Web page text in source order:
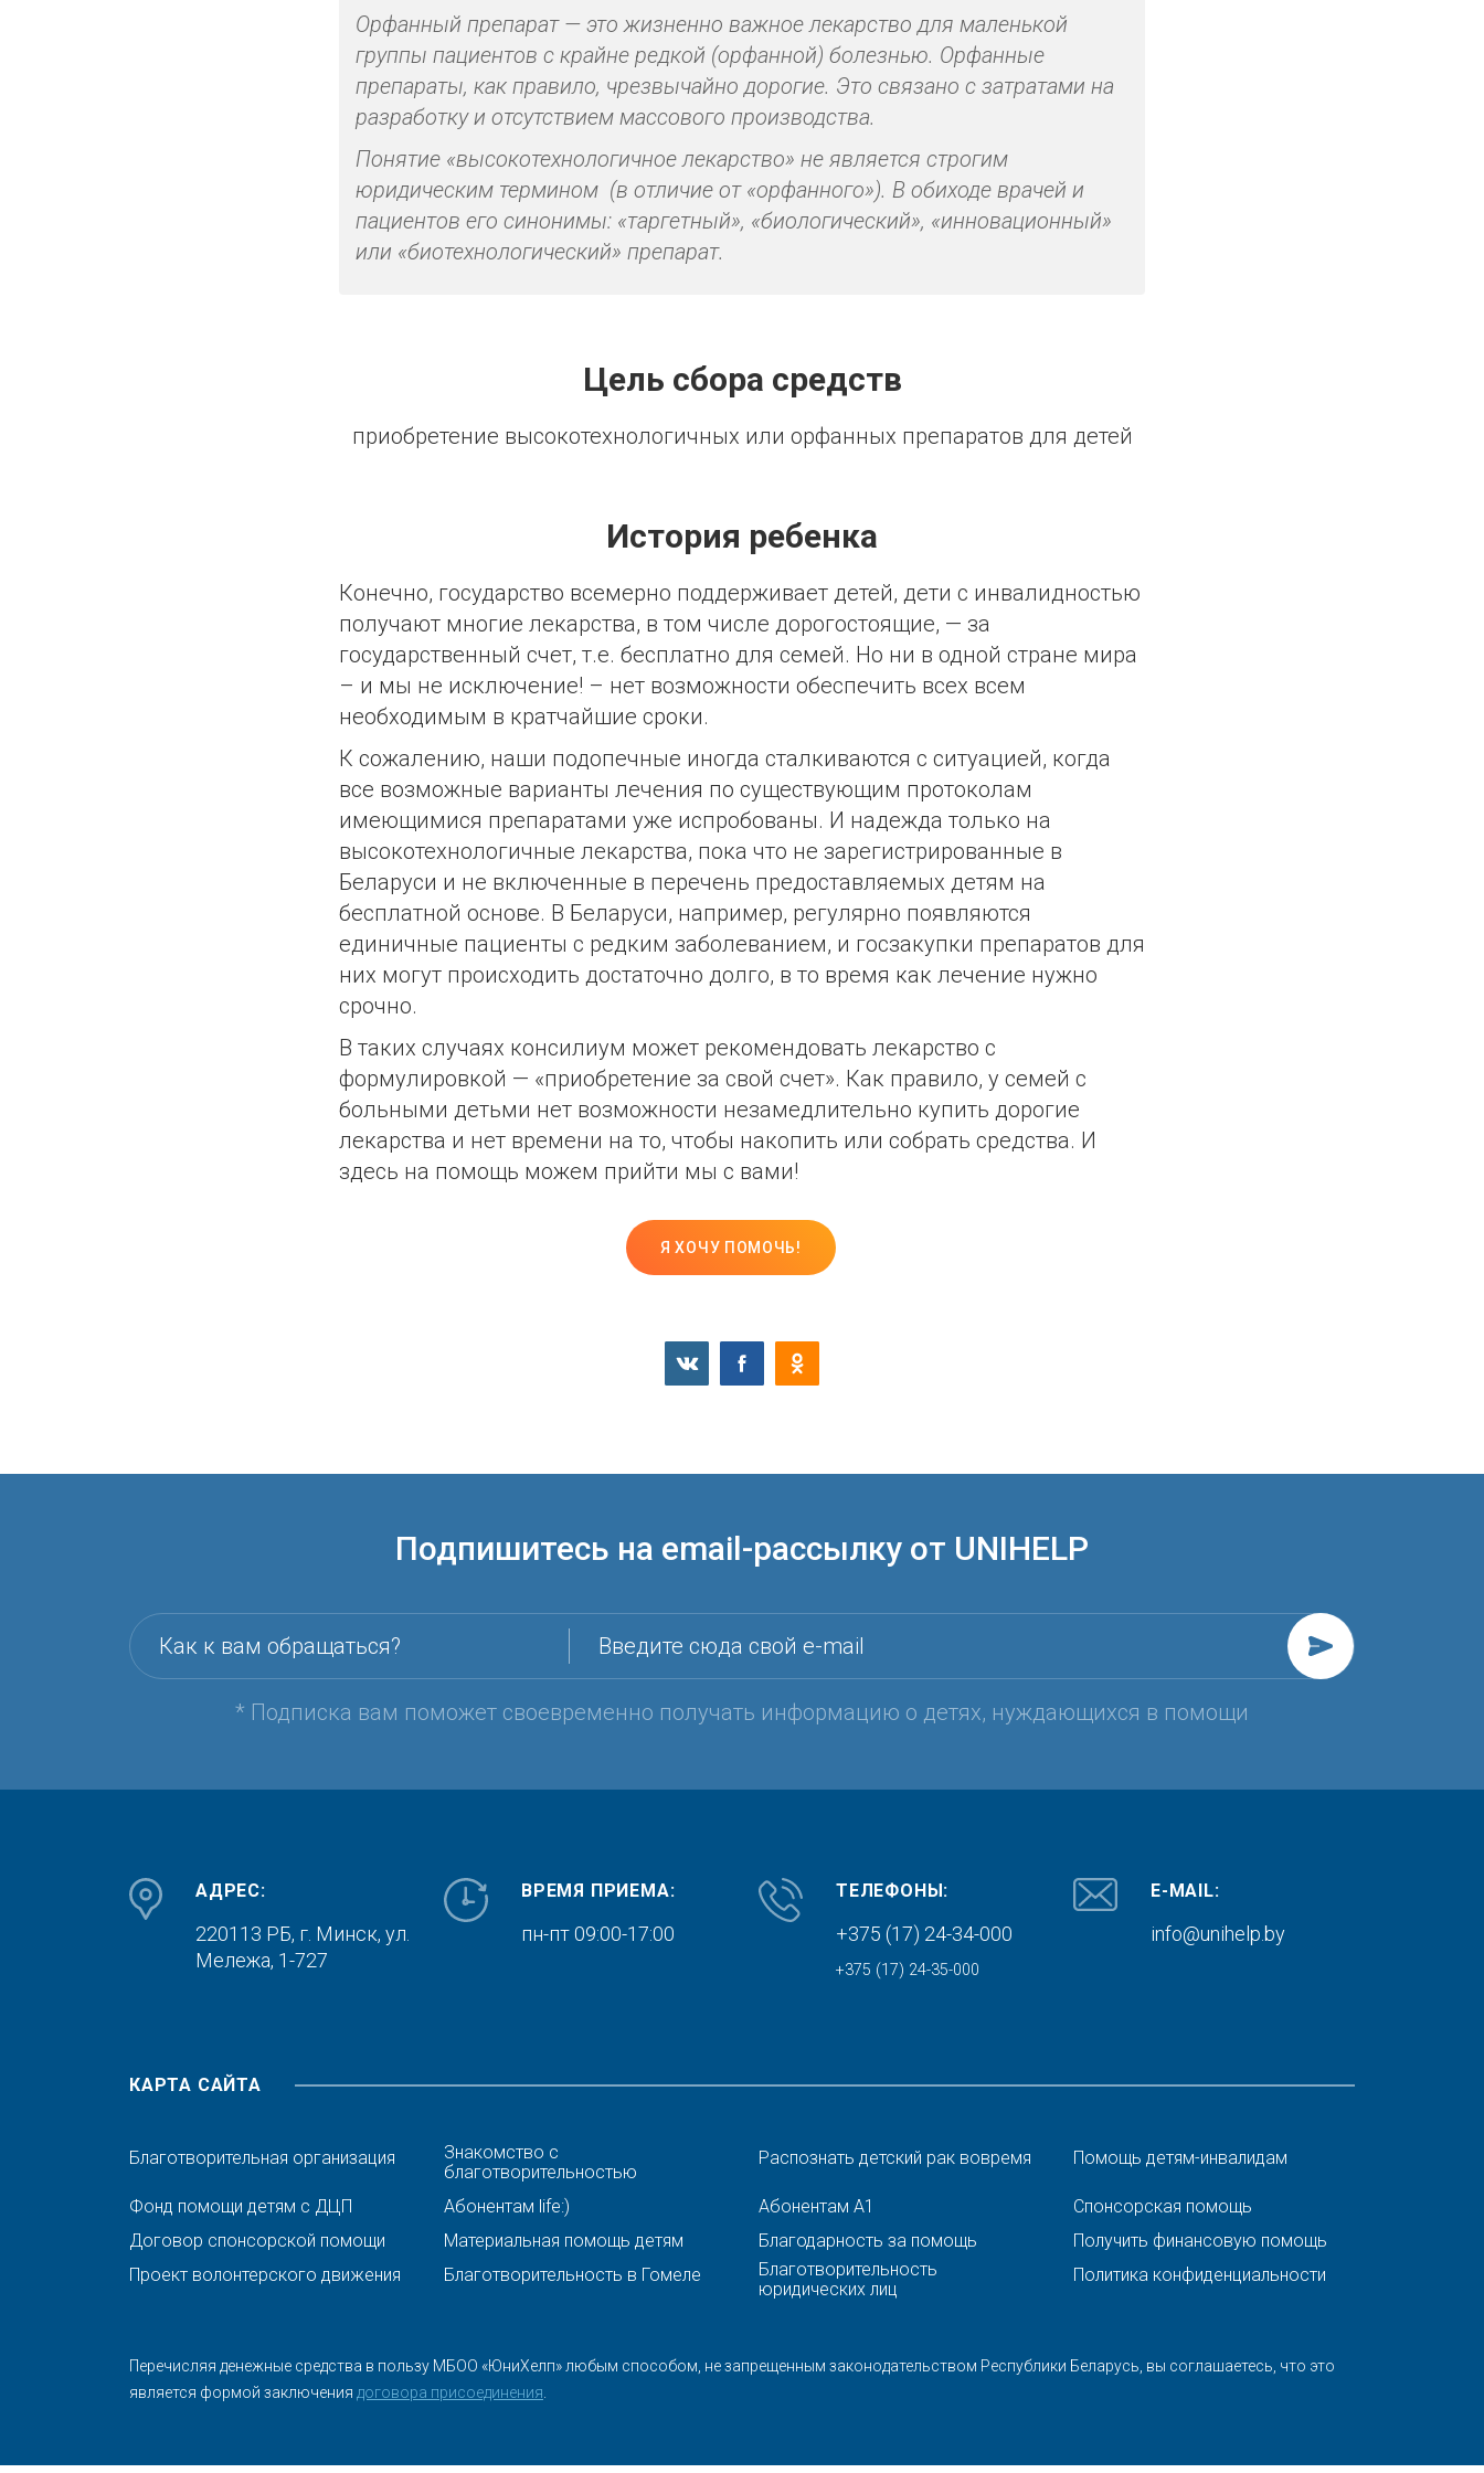
Орфанный препарат — это жизненно важное лекарство для маленькой
группы пациентов с крайне редкой (орфанной) болезнью. Орфанные
препараты, как правило, чрезвычайно дорогие. Это связано с затратами на
разработку и отсутствием массового производства.
Понятие «высокотехнологичное лекарство» не является строгим
юридическим термином (в отличие от «орфанного»). В обиходе врачей и
пациентов его синонимы: «таргетный», «биологический», «инновационный»
или «биотехнологический» препарат.
Цель сбора средств
приобретение высокотехнологичных или орфанных препаратов для детей
История ребенка
Конечно, государство всемерно поддерживает детей, дети с инвалидностью
получают многие лекарства, в том числе дорогостоящие, — за
государственный счет, т.е. бесплатно для семей. Но ни в одной стране мира
– и мы не исключение! – нет возможности обеспечить всех всем
необходимым в кратчайшие сроки.
К сожалению, наши подопечные иногда сталкиваются с ситуацией, когда
все возможные варианты лечения по существующим протоколам
имеющимися препаратами уже испробованы. И надежда только на
высокотехнологичные лекарства, пока что не зарегистрированные в
Беларуси и не включенные в перечень предоставляемых детям на
бесплатной основе. В Беларуси, например, регулярно появляются
единичные пациенты с редким заболеванием, и госзакупки препаратов для
них могут происходить достаточно долго, в то время как лечение нужно
срочно.
В таких случаях консилиум может рекомендовать лекарство с
формулировкой — «приобретение за свой счет». Как правило, у семей с
больными детьми нет возможности незамедлительно купить дорогие
лекарства и нет времени на то, чтобы накопить или собрать средства. И
здесь на помощь можем прийти мы с вами!
Я ХОЧУ ПОМОЧЬ!
Подпишитесь на email-рассылку от UNIHELP
Как к вам обращаться? Введите сюда свой e-mail
* Подписка вам поможет своевременно получать информацию о детях, нуждающихся в помощи
АДРЕС:
220113 РБ, г. Минск, ул.
Мележа, 1-727
ВРЕМЯ ПРИЕМА:
пн-пт 09:00-17:00
ТЕЛЕФОНЫ:
+375 (17) 24-34-000
+375 (17) 24-35-000
E-MAIL:
info@unihelp.by
КАРТА САЙТА
Благотворительная организация
Знакомство с
благотворительностью
Распознать детский рак вовремя Помощь детям-инвалидам
Фонд помощи детям с ДЦП Абонентам life:) Абонентам A1
Спонсорская помощь
Договор спонсорской помощи
Материальная помощь детям Благодарность за помощь
Получить финансовую помощь
Проект волонтерского движения
Благотворительность в Гомеле
Благотворительность
юридических лиц
Политика конфиденциальности
Перечисляя денежные средства в пользу МБОО «ЮниХелп» любым способом, не запрещенным законодательством Республики Беларусь, вы соглашаетесь, что это
является формой заключения договора присоединения